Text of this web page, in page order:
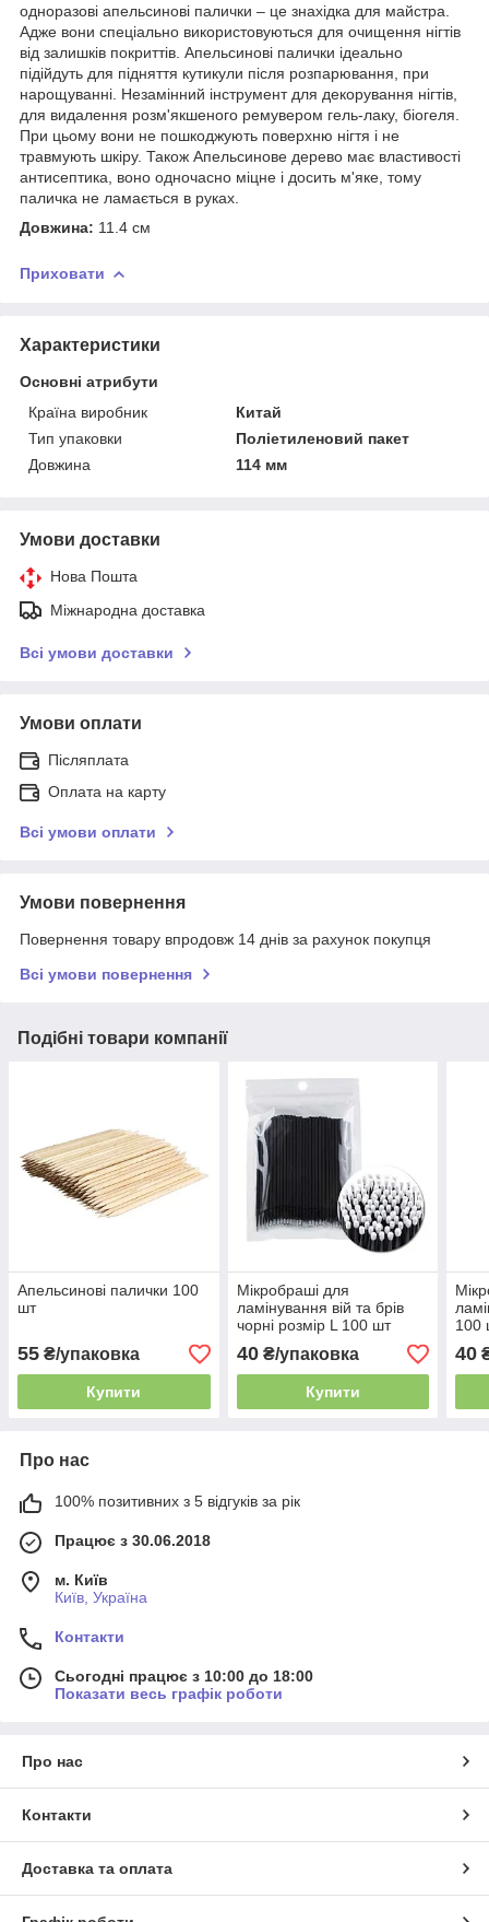
одноразові апельсинові палички – це знахідка для майстра.
Адже вони спеціально використовуються для очищення нігтів
від залишків покриттів. Апельсинові палички ідеально
підійдуть для підняття кутикули після розпарювання, при
нарощуванні. Незамінний інструмент для декорування нігтів,
для видалення розм'якшеного ремувером гель-лаку, біогеля.
При цьому вони не пошкоджують поверхню нігтя і не
травмують шкіру. Також Апельсинове дерево має властивості
антисептика, воно одночасно міцне і досить м'яке, тому
паличка не ламається в руках.
Довжина: 11.4 см
Приховати
Характеристики
Основні атрибути
Країна виробник
Китай
Тип упаковки
Поліетиленовий пакет
Довжина
114 мм
Умови доставки
Нова Пошта
Міжнародна доставка
Всі умови доставки
Умови оплати
Післяплата
Оплата на карту
Всі умови оплати
Умови повернення
Повернення товару впродовж 14 днів за рахунок покупця
Всі умови повернення
Подібні товари компанії
Апельсинові палички 100
шт
55 ₴/упаковка
Купити
Мікробраші для
ламінування вій та брів
чорні розмір L 100 шт
40₴/упаковка
Купити
100
40
Про нас
100% позитивних з 5 відгуків за рік
Працює з 30.06.2018
м. Київ
Київ, Україна
Контакти
Сьогодні працює з 10:00 до 18:00
Показати весь графік роботи
Про нас
Контакти
Доставка та оплата